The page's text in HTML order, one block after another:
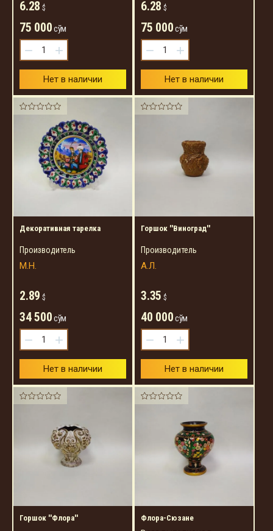
6.28 $
75 000сўм
− +
Нет в наличии
6.28 $
75 000сўм
− +
Нет в наличии
Декоративная тарелка
Производитель
М.Н.
2.89 $
34 500сўм
− +
Нет в наличии
Горшок ''Виноград''
Производитель
А.Л.
3.35 $
40 000сўм
− +
Нет в наличии
Горшок ''Флора'' Флора-Сюзане